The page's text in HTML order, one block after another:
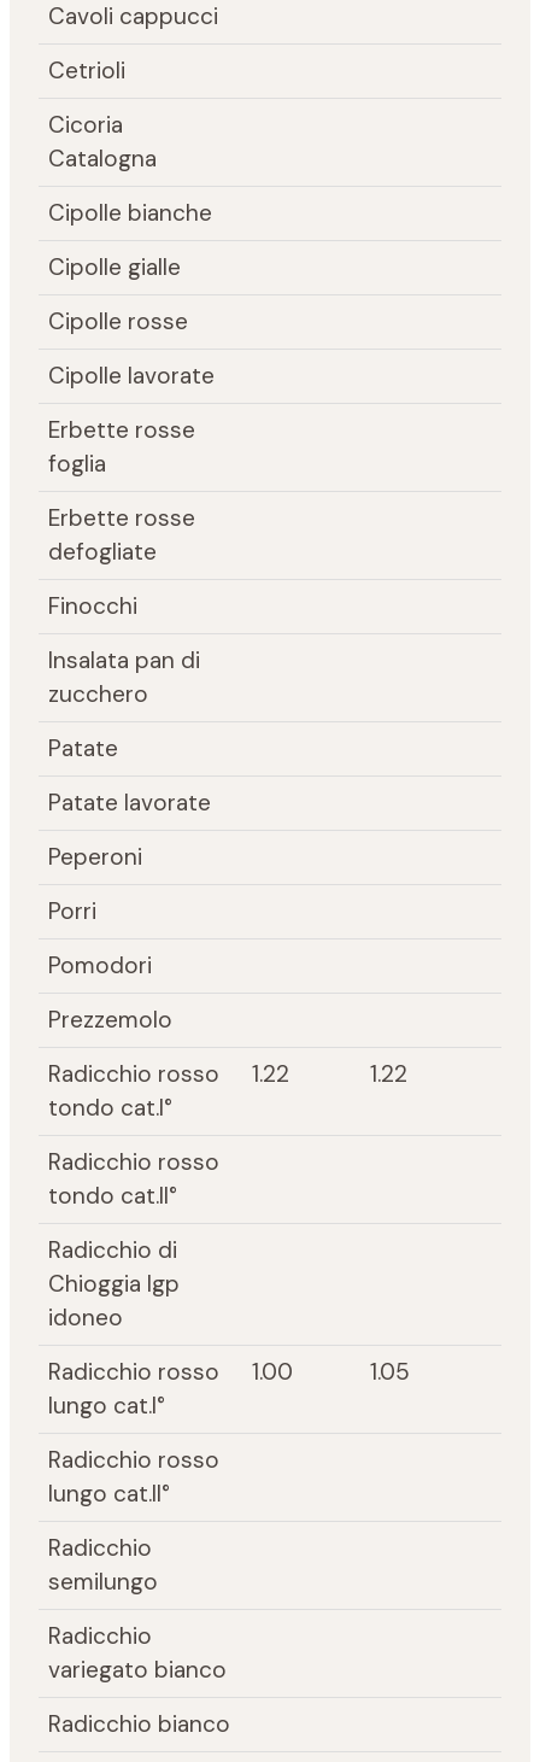
Cavoli cappucci
Cetrioli
Cicoria
Catalogna
Cipolle bianche
Cipolle gialle
Cipolle rosse
Cipolle lavorate
Erbette rosse
foglia
Erbette rosse
defogliate
Finocchi
Insalata pan di
zucchero
Patate
Patate lavorate
Peperoni
Porri
Pomodori
Prezzemolo
Radicchio rosso
tondo cat.I°
1.22 1.22
Radicchio rosso
tondo cat.II°
Radicchio di
Chioggia Igp
idoneo
Radicchio rosso
lungo cat.I°
1.00 1.05
Radicchio rosso
lungo cat.II°
Radicchio
semilungo
Radicchio
variegato bianco
Radicchio bianco